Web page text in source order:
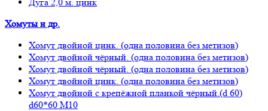
Хомуты и др.
Хомут двойной цинк. (одна половина без метизов)
Хомут двойной чёрный. (одна половина без метизов)
Хомут двойной чёрный. (одна половина без метизов)
Хомут двойной цинк. (одна половина без метизов)
Хомут двойной с крепёжной планкой чёрный.(d 60)
d60*60 М10